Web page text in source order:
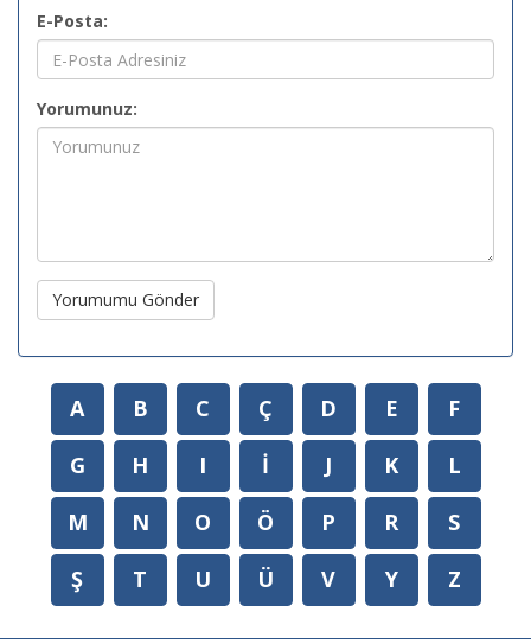
E-Posta:
Yorumunuz:
Yorumumu Gönder
A B C Ç D E
F
G
H I İ J K
L
M
N O Ö P R
S
Ş
T U Ü V Y Z